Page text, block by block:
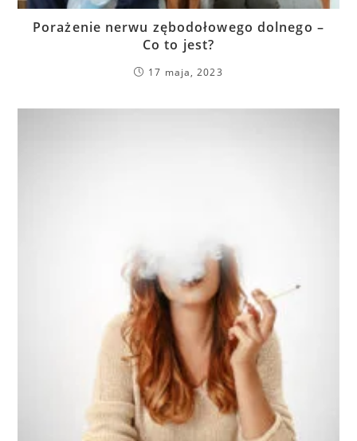
Porażenie nerwu zębodołowego dolnego –
Co to jest?
17 maja, 2023